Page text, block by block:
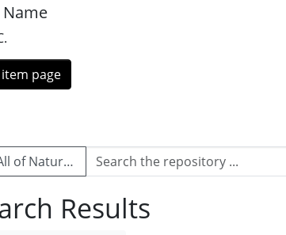
Name
item page
of Naturalis
Results